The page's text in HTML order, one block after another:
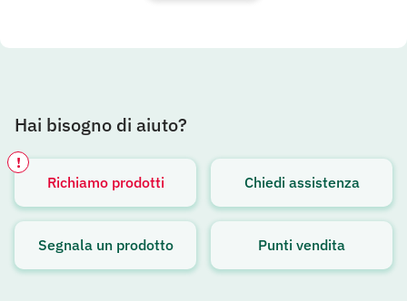
Hai bisogno di aiuto?
Richiamo prodotti
!
Avviso attivo
Chiedi assistenza
Segnala un prodotto Punti vendita